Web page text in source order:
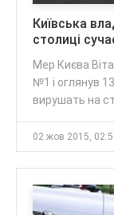
Київська
столиці
Мер Києва
№1 і оглянув
вирушать на
02 жов 2015,